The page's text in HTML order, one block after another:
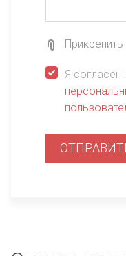
Я согласен